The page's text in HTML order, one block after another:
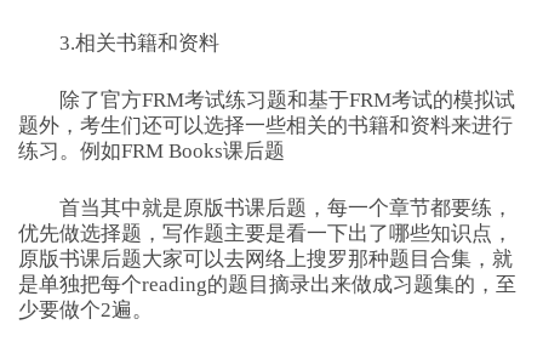
3.相关书籍和资料
除了官方FRM考试练习题和基于FRM考试的模拟试
题外，考生们还可以选择一些相关的书籍和资料来进行
练习。例如FRM Books课后题
首当其中就是原版书课后题，每一个章节都要练，
优先做选择题，写作题主要是看一下出了哪些知识点，
原版书课后题大家可以去网络上搜罗那种题目合集，就
是单独把每个reading的题目摘录出来做成习题集的，至
少要做个2遍。